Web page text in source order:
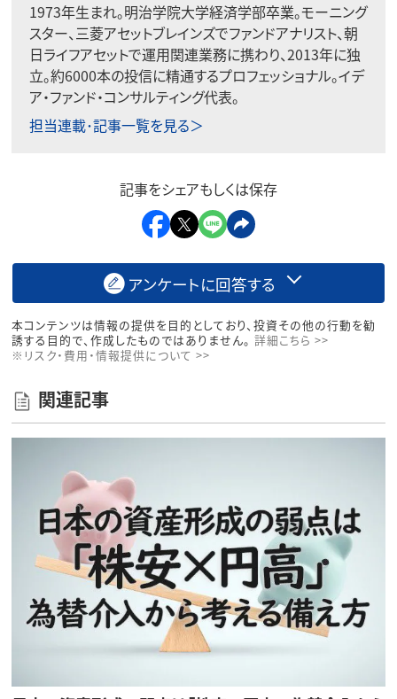
1973年生まれ。明治学院大学経済学部卒業。モーニング
スター、三菱アセットブレインズでファンドアナリスト、朝
日ライフアセットで運用関連業務に携わり、2013年に独
立。約6000本の投信に精通するプロフェッショナル。イデ
ア・ファンド・コンサルティング代表。
担当連載･記事一覧を見る＞
記事をシェアもしくは保存
アンケートに回答する
本コンテンツは情報の提供を目的としており、投資その他の行動を勧
誘する目的で、作成したものではありません。 詳細こちら >>
※リスク・費用・情報提供について >>
関連記事